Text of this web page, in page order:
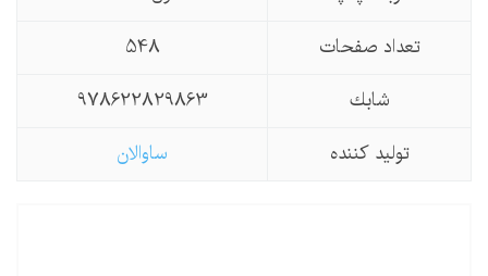
تعداد صفحات
548
شابك
978622829863
تولید كننده
ساوالان